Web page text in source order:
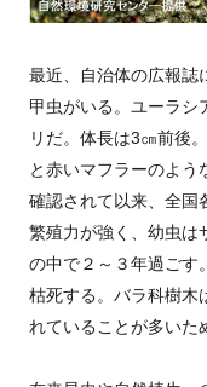
最近、自治体の広報誌
甲虫がいる。ユーラシ
リだ。体長は3㎝前後
と赤いマフラーのよう
確認されて以来、全国
繁殖力が強く、幼虫は
の中で２～３年過ごす
枯死する。バラ科樹木
れていることが多いた